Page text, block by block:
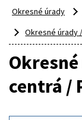
Okresné úrady
Okresné úrady
centrá /